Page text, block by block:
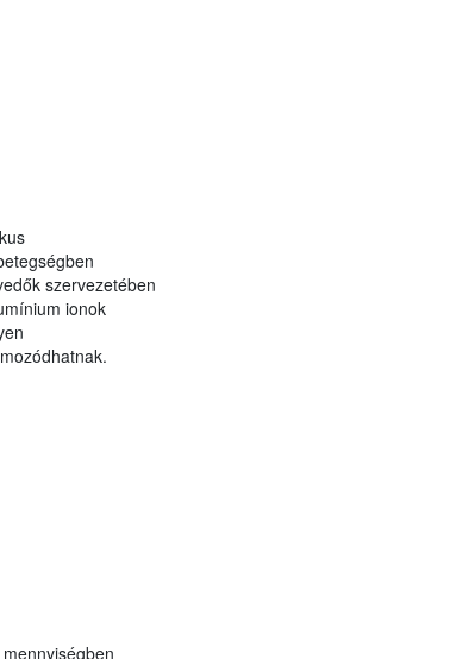
szervezetében
ionok